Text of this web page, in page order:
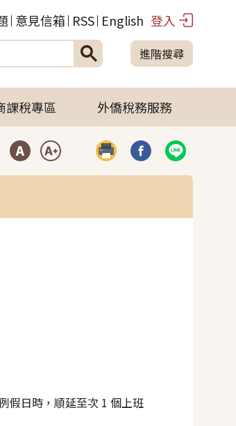
意見信箱 RSS English 登入
進階搜尋
課稅專區 外僑稅務服務
字中型字大型字 列印 分享到臉書(開啟
分享到
假日時，順延至次 1 個上班